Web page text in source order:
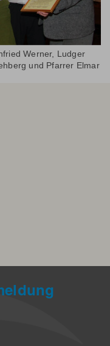
Werner, Ludger
und Pfarrer Elmar